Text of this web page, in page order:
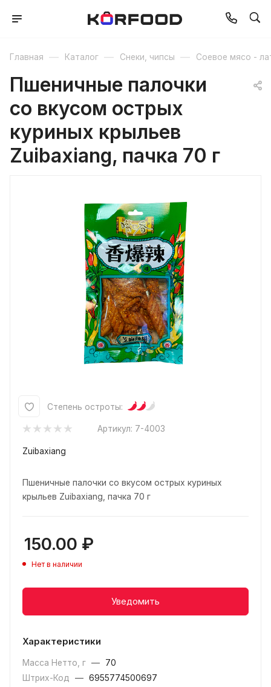
Главная — Каталог — Снеки, чипсы — Соевое мясо -
Пшеничные палочки
со вкусом острых
куриных крыльев
Zuibaxiang, пачка 70 г
Степень остроты:
Артикул: 7-4003
Zuibaxiang
Пшеничные палочки со вкусом острых куриных
крыльев Zuibaxiang, пачка 70 г
150.00 ₽
Нет в наличии
Уведомить
Характеристики
Масса Нетто, г —
70
Штрих-Код
— 6955774500697